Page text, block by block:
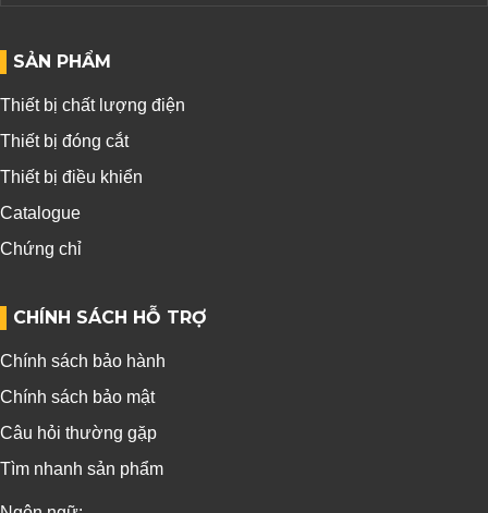
SẢN PHẨM
Thiết bị chất lượng điện
Thiết bị đóng cắt
Thiết bị điều khiển
Catalogue
Chứng chỉ
CHÍNH SÁCH HỖ TRỢ
Chính sách bảo hành
Chính sách bảo mật
Câu hỏi thường gặp
Tìm nhanh sản phẩm